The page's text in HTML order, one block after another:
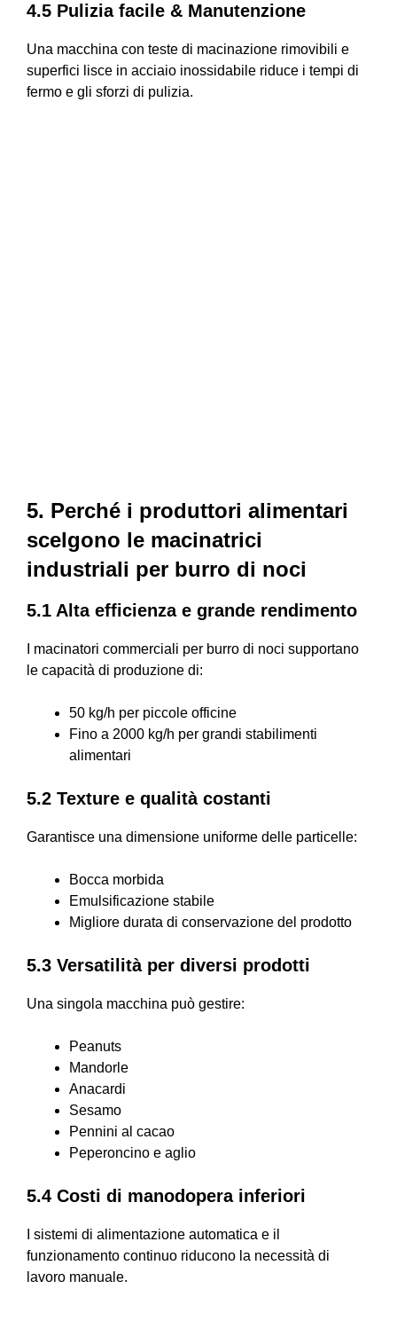
4.5 Pulizia facile & Manutenzione
Una macchina con teste di macinazione rimovibili e
superfici lisce in acciaio inossidabile riduce i tempi di
fermo e gli sforzi di pulizia.
5. Perché i produttori alimentari
scelgono le macinatrici
industriali per burro di noci
5.1 Alta efficienza e grande rendimento
I macinatori commerciali per burro di noci supportano
le capacità di produzione di:
50 kg/h per piccole officine
Fino a 2000 kg/h per grandi stabilimenti
alimentari
5.2 Texture e qualità costanti
Garantisce una dimensione uniforme delle particelle:
Bocca morbida
Emulsificazione stabile
Migliore durata di conservazione del prodotto
5.3 Versatilità per diversi prodotti
Una singola macchina può gestire:
Peanuts
Mandorle
Anacardi
Sesamo
Pennini al cacao
Peperoncino e aglio
5.4 Costi di manodopera inferiori
I sistemi di alimentazione automatica e il
funzionamento continuo riducono la necessità di
lavoro manuale.